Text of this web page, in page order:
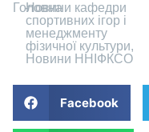
Головна
-Новини кафедри
спортивних ігор і
менеджменту
фізичної культури,
Новини ННІФКСО
Facebook